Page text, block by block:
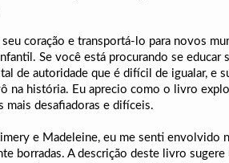
coração e transportá-lo para novos
Se você está procurando se
de autoridade que é difícil de igualar, e
na história. Eu aprecio como o livro
mais desafiadoras e difíceis.
e Madeleine, eu me senti envolvido
borradas. A descrição deste livro